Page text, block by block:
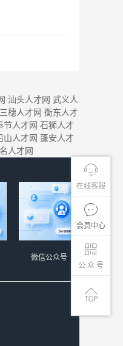
在线客服
会员中心
公 众 号
汕头人才网 武义人
三穗人才网 衡东人才
节人才网 石狮人才
山人才网 蓬安人才
人才网
微信公众号